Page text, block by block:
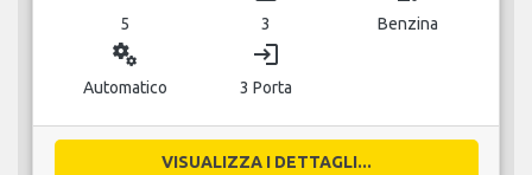
5 3 Benzina
miscellaneous_services
Automatico
login
3 Porta
VISUALIZZA I DETTAGLI...